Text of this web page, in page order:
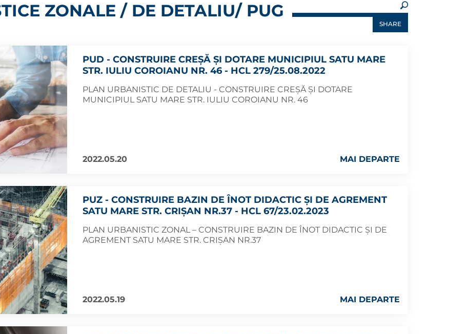
ZONALE / DE DETALIU/ PUG
SHARE
PUD - CONSTRUIRE CREȘĂ ȘI DOTARE MUNICIPIUL SATU MARE
STR. IULIU COROIANU NR. 46 - HCL 279/25.08.2022
PLAN URBANISTIC DE DETALIU - CONSTRUIRE CREȘĂ ȘI DOTARE
MUNICIPIUL SATU MARE STR. IULIU COROIANU NR. 46
2022.05.20 MAI DEPARTE
PUZ - CONSTRUIRE BAZIN DE ÎNOT DIDACTIC ȘI DE AGREMENT
SATU MARE STR. CRIȘAN NR.37 - HCL 67/23.02.2023
PLAN URBANISTIC ZONAL – CONSTRUIRE BAZIN DE ÎNOT DIDACTIC ȘI DE
AGREMENT SATU MARE STR. CRIȘAN NR.37
2022.05.19 MAI DEPARTE